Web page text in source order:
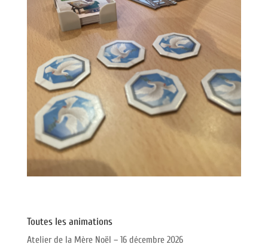
Toutes les animations
Atelier de la Mère Noël – 16 décembre 2026